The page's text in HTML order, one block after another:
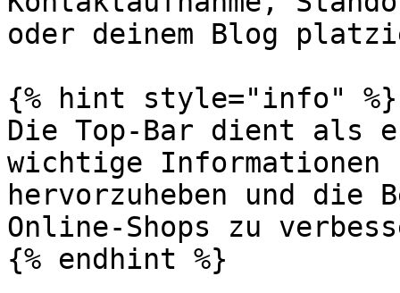
oder deinem Blog
{% hint style="info" %}
Die Top-Bar dient als
wichtige Informationen
hervorzuheben und die
Online-Shops zu
{% endhint %}